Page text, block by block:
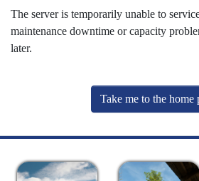
The server is temporarily unable to
maintenance downtime or capacity
later.
Take me to the home